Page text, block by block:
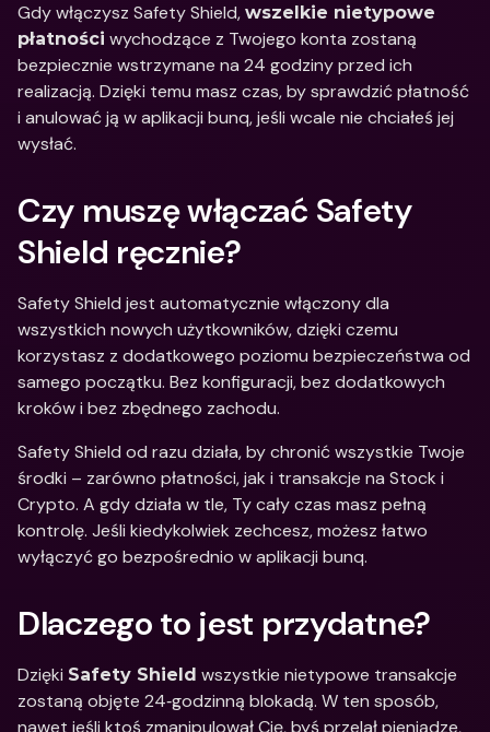
Gdy włączysz Safety Shield, wszelkie nietypowe
płatności wychodzące z Twojego konta zostaną
bezpiecznie wstrzymane na 24 godziny przed ich
realizacją. Dzięki temu masz czas, by sprawdzić płatność
i anulować ją w aplikacji bunq, jeśli wcale nie chciałeś jej
wysłać.
Czy muszę włączać Safety
Shield ręcznie?
Safety Shield jest automatycznie włączony dla
wszystkich nowych użytkowników, dzięki czemu
korzystasz z dodatkowego poziomu bezpieczeństwa od
samego początku. Bez konfiguracji, bez dodatkowych
kroków i bez zbędnego zachodu.
Safety Shield od razu działa, by chronić wszystkie Twoje
środki – zarówno płatności, jak i transakcje na Stock i
Crypto. A gdy działa w tle, Ty cały czas masz pełną
kontrolę. Jeśli kiedykolwiek zechcesz, możesz łatwo
wyłączyć go bezpośrednio w aplikacji bunq.
Dlaczego to jest przydatne?
Dzięki Safety Shield wszystkie nietypowe transakcje
zostaną objęte 24‑godzinną blokadą. W ten sposób,
nawet jeśli ktoś zmanipulował Cię, byś przelał pieniądze,